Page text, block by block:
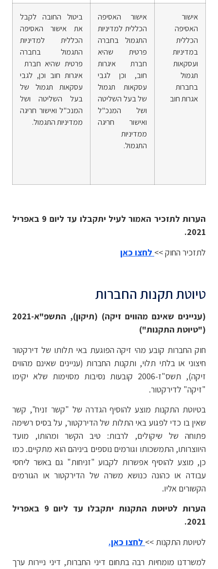
אישור
האסיפה
הכללית
במדיניות
ועסקאות
תגמול
בחברות
אגרות חוב
אישור האסיפה
הכללית למדיניות
התגמול בחברה
פרטית שהיא
חברת איגרות
חוב, וכן לגבי
עסקאות תגמול
של בעל השליטה
ושל המנכ"ל
ואישור חריגה
ממדיניות
התגמול.
ביטול החובה לקבל
את אישור האסיפה
הכללית למדיניות
התגמול בחברה
פרטית שהיא חברת
איגרות חוב וכן, לגבי
עסקאות תגמול של
בעל השליטה ושל
המנכ"ל ואישור חריגה
ממדיניות התגמול.
הערות לתזכיר האמור לעיל יתקבלו עד ליום 9 באפריל
2021.
לתזכיר החוק >> לחצו כאן
טיוטת תקנות החברות
(עניינים שאינם מהווים זיקה) (תיקון), התשפ"א-2021
("טיוטת התקנות")
חוק החברות קובע מהי זיקה הפוגעת באי תלותו של דירקטור
חיצוני או בלתי תלוי, ותקנות החברות (עניינים שאינם מהווים
זיקה), תשס"ז-2006 קובעות נסיבות מסוימות שלא יקימו
"זיקה" לדירקטור.
בטיוטת התקנות מוצע להוסיף הגדרה של "קשר זניח", קשר
שאין בו כדי לפגוע באי התלות של הדירקטור, על בסיס רשימה
פתוחה של שיקולים, לרבות: טיב הקשר ומהותו, מועד
היווצרותו, התמשכותו וגורמים נוספים ביניהם הוא מתקיים. כמו
כן, מוצע להוסיף אפשרות לקבוע "זניחות" גם באשר ליחסי
עבודה או כהונה כנושא משרה של הדירקטור או הגורמים
הקשורים אליו.
הערות לטיוטת התקנות יתקבלו עד ליום 9 באפריל
2021.
לטיוטת התקנות >> לחצו כאן.
למשרדנו מומחיות רבה בתחום דיני החברות, דיני ניירות ערך